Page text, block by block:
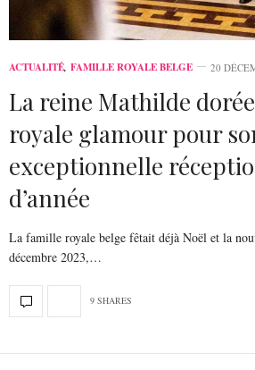
ACTUALITÉ, FAMILLE ROYALE BELGE 20
La reine Mathilde
royale glamour pour
exceptionnelle
d’année
La famille royale belge fêtait déjà Noël et la
décembre 2023,…
9 SHARES